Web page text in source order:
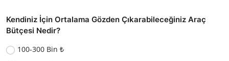
Kendiniz İçin Ortalama Gözden Çıkarabileceğiniz Araç
Bütçesi Nedir?
100-300 Bin ₺